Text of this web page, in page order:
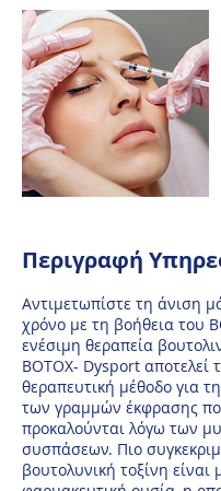
n
Περιγραφή
Αντιμετωπίστε τη άνιση
χρόνο με τη βοήθεια του
ενέσιμη θεραπεία
ΒΟΤΟΧ- Dysport αποτελεί
θεραπευτική μέθοδο για
των γραμμών έκφρασης
προκαλούνται λόγω των
συσπάσεων. Πιο
βουτολυνική τοξίνη είναι